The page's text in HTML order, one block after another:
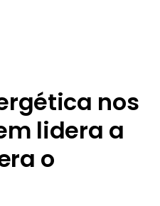
nos
lidera a
o